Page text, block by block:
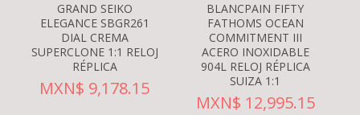
GRAND SEIKO
ELEGANCE SBGR261
DIAL CREMA
SUPERCLONE 1:1 RELOJ
RÉPLICA
MXN$ 9,178.15
BLANCPAIN FIFTY
FATHOMS OCEAN
COMMITMENT III
ACERO INOXIDABLE
904L RELOJ RÉPLICA
SUIZA 1:1
MXN$ 12,995.15